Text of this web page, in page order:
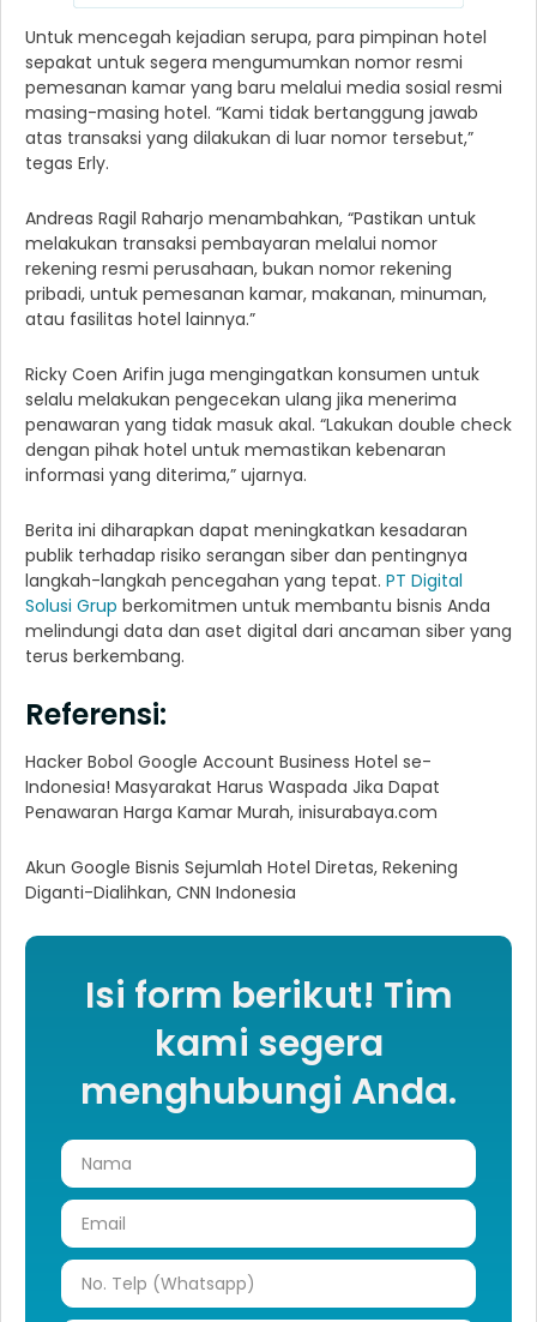
Untuk mencegah kejadian serupa, para pimpinan hotel
sepakat untuk segera mengumumkan nomor resmi
pemesanan kamar yang baru melalui media sosial resmi
masing-masing hotel. “Kami tidak bertanggung jawab
atas transaksi yang dilakukan di luar nomor tersebut,”
tegas Erly.
Andreas Ragil Raharjo menambahkan, “Pastikan untuk
melakukan transaksi pembayaran melalui nomor
rekening resmi perusahaan, bukan nomor rekening
pribadi, untuk pemesanan kamar, makanan, minuman,
atau fasilitas hotel lainnya.”
Ricky Coen Arifin juga mengingatkan konsumen untuk
selalu melakukan pengecekan ulang jika menerima
penawaran yang tidak masuk akal. “Lakukan double check
dengan pihak hotel untuk memastikan kebenaran
informasi yang diterima,” ujarnya.
Berita ini diharapkan dapat meningkatkan kesadaran
publik terhadap risiko serangan siber dan pentingnya
langkah-langkah pencegahan yang tepat. PT Digital
Solusi Grup berkomitmen untuk membantu bisnis Anda
melindungi data dan aset digital dari ancaman siber yang
terus berkembang.
Referensi:
Hacker Bobol Google Account Business Hotel se-
Indonesia! Masyarakat Harus Waspada Jika Dapat
Penawaran Harga Kamar Murah, inisurabaya.com
Akun Google Bisnis Sejumlah Hotel Diretas, Rekening
Diganti-Dialihkan, CNN Indonesia
Isi form berikut! Tim
kami segera
menghubungi Anda.